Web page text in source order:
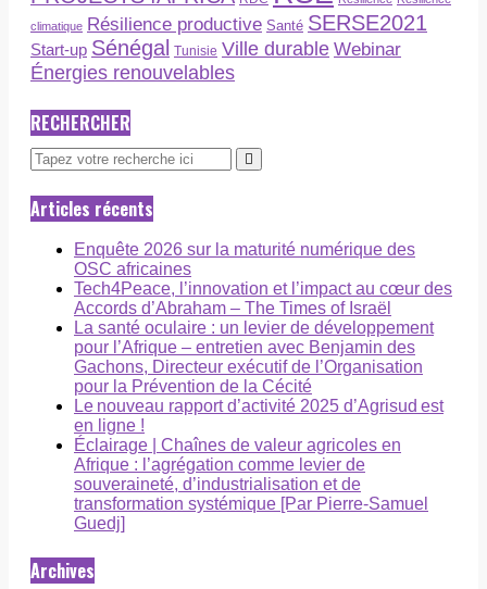
climatique Résilience productive Santé SERSE2021
Start-up Sénégal Tunisie Ville durable Webinar
Énergies renouvelables
RECHERCHER
Articles récents
Enquête 2026 sur la maturité numérique des
OSC africaines
Tech4Peace, l’innovation et l’impact au cœur des
Accords d’Abraham – The Times of Israël
La santé oculaire : un levier de développement
pour l’Afrique – entretien avec Benjamin des
Gachons, Directeur exécutif de l’Organisation
pour la Prévention de la Cécité
Le nouveau rapport d’activité 2025 d’Agrisud est
en ligne !
Éclairage | Chaînes de valeur agricoles en
Afrique : l’agrégation comme levier de
souveraineté, d’industrialisation et de
transformation systémique [Par Pierre-Samuel
Guedj]
Archives